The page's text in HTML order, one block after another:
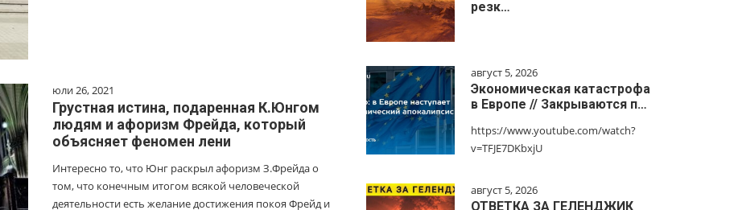
юли 26, 2021
Грустная истина, подаренная К.Юнгом
людям и афоризм Фрейда, который
объясняет феномен лени
Интересно то, что Юнг раскрыл афоризм З.Фрейда о
том, что конечным итогом всякой человеческой
деятельности есть желание достижения покоя Фрейд и
резк…
август 5, 2026
Экономическая катастрофа
в Европе // Закрываются п…
https://www.youtube.com/watch?
v=TFJE7DKbxjU
август 5, 2026
ОТВЕТКА ЗА ГЕЛЕНДЖИК